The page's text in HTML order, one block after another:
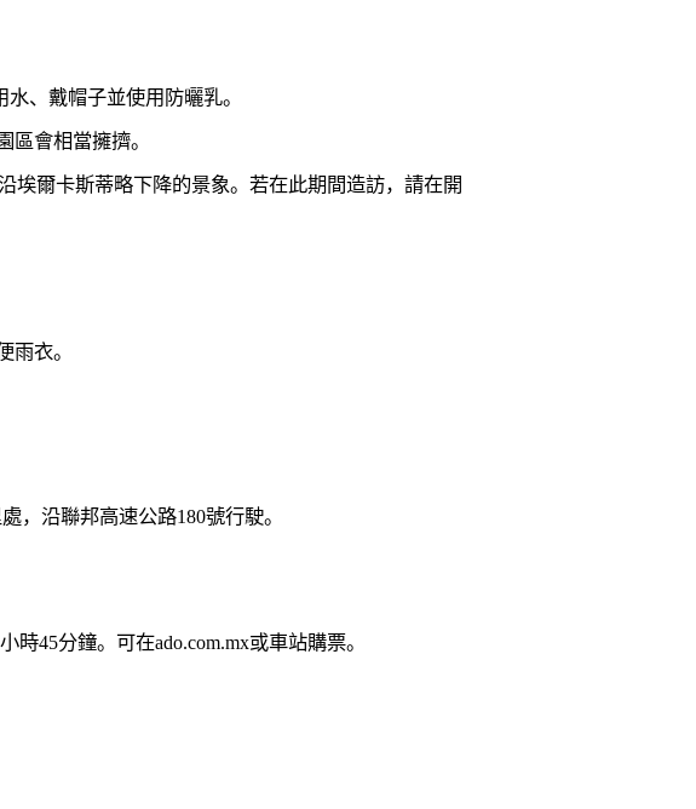
、戴帽子並使用防曬乳。
會相當擁擠。
埃爾卡斯蒂略下降的景象。若在此期間造訪，請在開
衣。
，沿聯邦高速公路180號行駛。
45分鐘。可在ado.com.mx或車站購票。